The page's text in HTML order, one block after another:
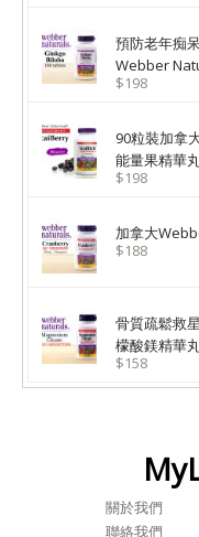
預防老年痴
Webber
$198
90粒裝加拿
能量果精華
$198
加拿大
$188
骨質疏鬆救
檬酸鎂精華
$158
關於我們
聯絡我們